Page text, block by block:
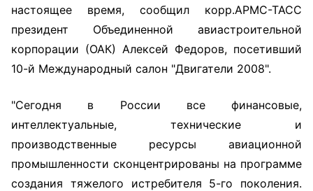
настоящее время, сообщил корр.АРМС-ТАСС
президент Объединенной авиастроительной
корпорации (ОАК) Алексей Федоров, посетивший
10-й Международный салон "Двигатели 2008".
"Сегодня в России все финансовые,
интеллектуальные, технические и
производственные ресурсы авиационной
промышленности сконцентрированы на программе
создания тяжелого истребителя 5-го поколения.